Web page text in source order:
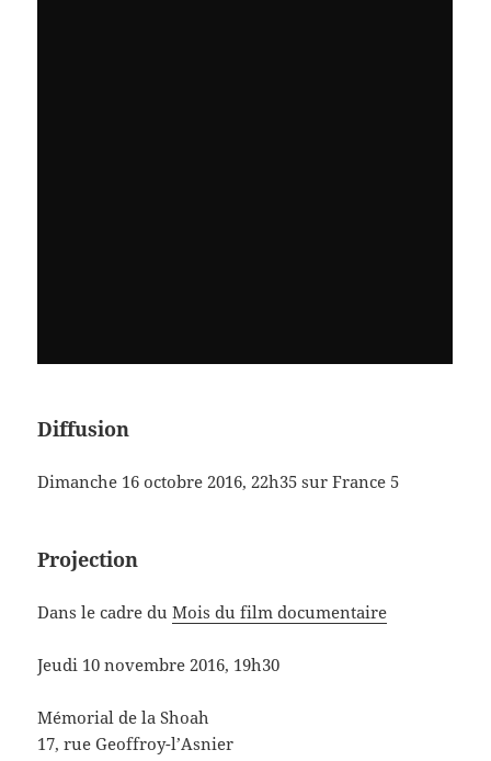
Diffusion
Dimanche 16 octobre 2016, 22h35 sur France 5
Projection
Dans le cadre duMois du film documentaire
Jeudi 10 novembre 2016, 19h30
Mémorial de la Shoah
17, rue Geoffroy-l’Asnier